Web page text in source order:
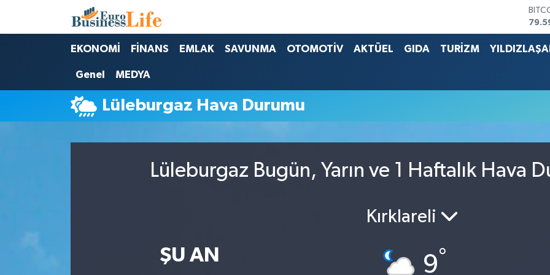
EKONOMİ FİNANS EMLAK SAVUNMA OTOMOTİV AKTÜEL GIDA TURİZM
Genel MEDYA
Lüleburgaz Hava Durumu
Lüleburgaz Bugün, Yarın ve 1 Haftalık Hava
ŞU AN
Kırklareli
9°
Nöbetçi Eczaneler
Hava Durumu
Namaz Vakitleri
Trafik Durumu
Süper Lig Puan Durumu ve Fikstür
Son Dakika Haberleri